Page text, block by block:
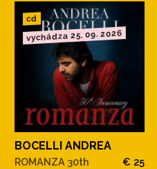
cd
vychádza 25. 09. 2026
BOCELLI ANDREA
ROMANZA 30th € 25